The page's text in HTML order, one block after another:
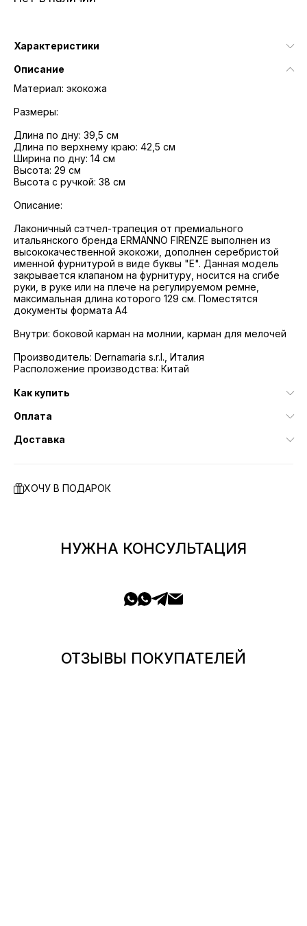
Характеристики
Описание
Материал: экокожа
Размеры:
Длина по дну: 39,5 см
Длина по верхнему краю: 42,5 см
Ширина по дну: 14 см
Высота: 29 см
Высота с ручкой: 38 см
Описание:
Лаконичный сэтчел-трапеция от премиального
итальянского бренда ERMANNO FIRENZE выполнен из
высококачественной экокожи, дополнен серебристой
именной фурнитурой в виде буквы "E". Данная модель
закрывается клапаном на фурнитуру, носится на сгибе
руки, в руке или на плече на регулируемом ремне,
максимальная длина которого 129 см. Поместятся
документы формата А4
Внутри: боковой карман на молнии, карман для мелочей
Производитель: Dernamaria s.r.l., Италия
Расположение производства: Китай
Как купить
Оплата
Доставка
ХОЧУ В ПОДАРОК
НУЖНА КОНСУЛЬТАЦИЯ
ОТЗЫВЫ ПОКУПАТЕЛЕЙ